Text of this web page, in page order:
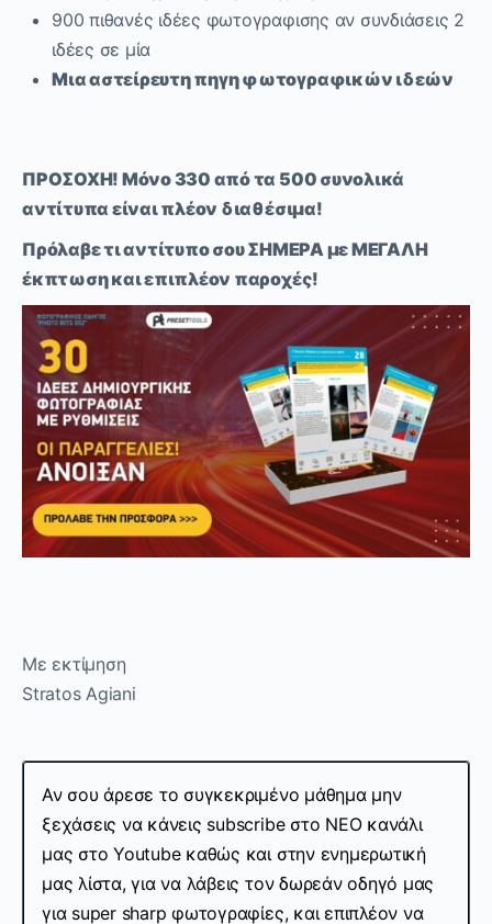
900 πιθανές ιδέες φωτογραφισης αν συνδιάσεις 2
ιδέες σε μία
Μια αστείρευτη πηγη φωτογραφικών ιδεών
ΠΡΟΣΟΧΗ! Μόνο 330 από τα 500 συνολικά
αντίτυπα είναι πλέον διαθέσιμα!
Πρόλαβε τι αντίτυπο σου ΣΗΜΕΡΑμεΜΕΓΑΛΗ
έκπτωση και επιπλέον παροχές!
Με εκτίμηση
Stratos Agiani
Αν σου άρεσε το συγκεκριμένο μάθημα μην
ξεχάσεις να κάνεις subscribe στo ΝΕΟ κανάλι
μας στο Youtube καθώς και στην ενημερωτική
μας λίστα, για να λάβεις τον δωρεάν οδηγό μας
για super sharp φωτογραφίες, και επιπλέον να